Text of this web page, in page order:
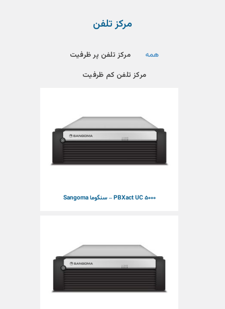
مرکز تلفن
همه
مرکز تلفن پر ظرفیت
مرکز تلفن کم ظرفیت
PBXact UC 5000 – سنگوما Sangoma